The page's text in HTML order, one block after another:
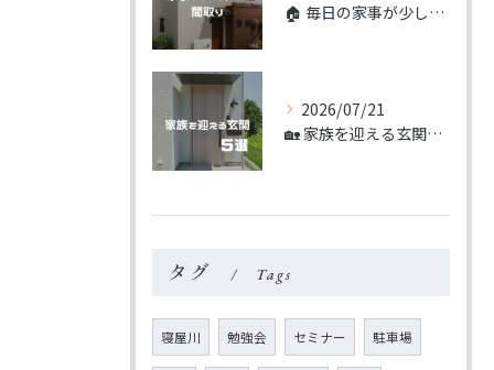
🏠 毎日の家事が少しラクになる間取り。
2026/07/21
🏡 家族を迎える玄関5選
タグ Tags
寝屋川 勉強会 セミナー 駐車場